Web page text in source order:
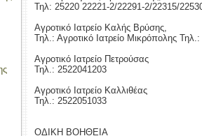
Τηλ: 25220 22221-2/22291-2/22315/
Αγροτικό Ιατρείο Καλής Βρύσης,
Τηλ.: Αγροτικό Ιατρείο Μικρόπολης
Αγροτικό Ιατρείο Πετρούσας
Τηλ.: 2522041203
Αγροτικό Ιατρείο Καλλιθέας
Τηλ.: 2522051033
ΟΔΙΚΗ ΒΟΗΘΕΙΑ